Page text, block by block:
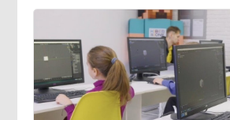
миллиона: что скрывает смета?
11:47, Вчера «Нефтемаркет»
региональные власти неточно
изложили ситуацию с
кризисом